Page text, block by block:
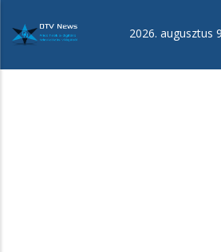
tartalomra
2026. augusztus